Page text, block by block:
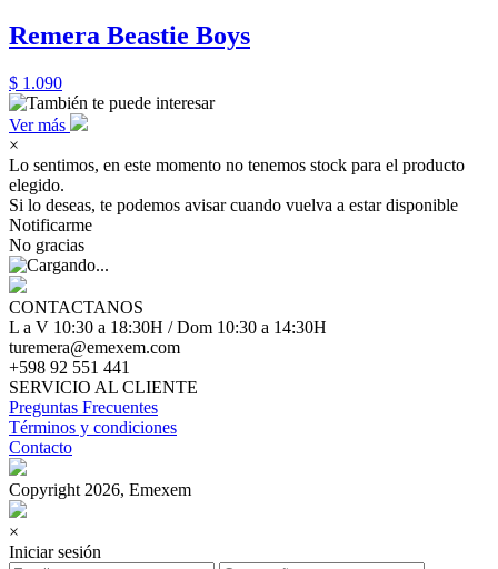
Remera Beastie Boys
$ 1.090
Ver más
×
Lo sentimos, en este momento no tenemos stock para el producto
elegido.
Si lo deseas, te podemos avisar cuando vuelva a estar disponible
Notificarme
No gracias
CONTACTANOS
L a V 10:30 a 18:30H / Dom 10:30 a 14:30H
turemera@emexem.com
+598 92 551 441
SERVICIO AL CLIENTE
Preguntas Frecuentes
Términos y condiciones
Contacto
Copyright 2026, Emexem
×
Iniciar sesión